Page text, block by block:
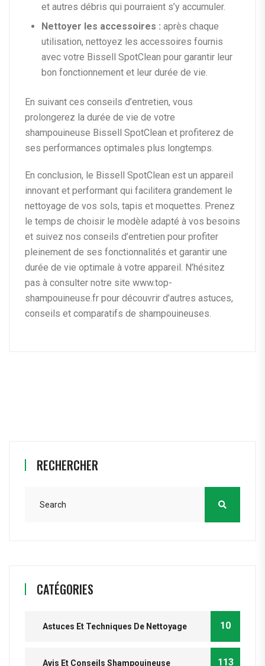
et autres débris qui pourraient s’y accumuler.
Nettoyer les accessoires : après chaque
utilisation, nettoyez les accessoires fournis
avec votre Bissell SpotClean pour garantir leur
bon fonctionnement et leur durée de vie.
En suivant ces conseils d’entretien, vous
prolongerez la durée de vie de votre
shampouineuse Bissell SpotClean et profiterez de
ses performances optimales plus longtemps.
En conclusion, le Bissell SpotClean est un appareil
innovant et performant qui facilitera grandement le
nettoyage de vos sols, tapis et moquettes. Prenez
le temps de choisir le modèle adapté à vos besoins
et suivez nos conseils d’entretien pour profiter
pleinement de ses fonctionnalités et garantir une
durée de vie optimale à votre appareil. N’hésitez
pas à consulter notre site www.top-
shampouineuse.fr pour découvrir d’autres astuces,
conseils et comparatifs de shampouineuses.
RECHERCHER
CATÉGORIES
Astuces Et Techniques De Nettoyage 10
Avis Et Conseils Shampouineuse 113